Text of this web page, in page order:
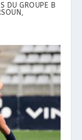
DU GROUPE B